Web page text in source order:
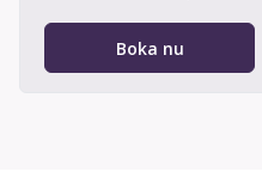
Boka nu